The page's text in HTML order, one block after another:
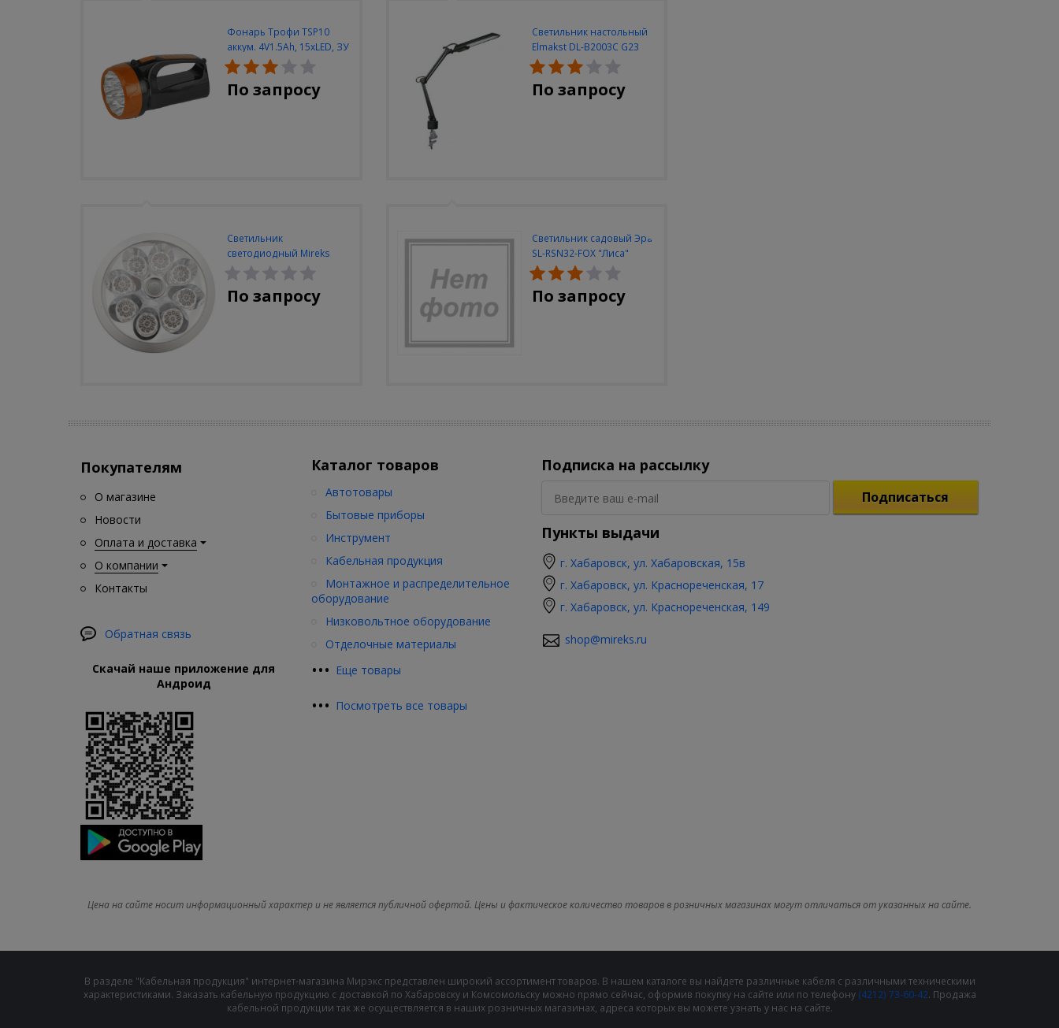
Фонарь Трофи TSP10
аккум. 4V1.5Ah, 15xLED, ЗУ
вилка 220V
По запросу
Светильник настольный
Elmakst DL-B2003C G23
черный струбцина
По запросу
Светильник
светодиодный Mireks
С-310-80-S (5W/4000-
5000K/500lm/датчик
движения)
По запросу
Светильник садовый Эра
SL-RSN32-FOX "Лиса"
солн.бат, полистоун,
цветной, 32 см
По запросу
Покупателям
О магазине
Новости
Оплата и доставка
О компании
Контакты
Обратная связь
Скачай наше приложение для
Андроид
Каталог товаров
••• Еще товары
Автотовары
Бытовые приборы
Инструмент
Кабельная продукция
Монтажное и распределительное
оборудование
Низковольтное оборудование
Отделочные материалы
••• Посмотреть все товары
Подписка на рассылку
Подписаться
Пункты выдачи
г. Хабаровск, ул. Хабаровская, 15в
г. Хабаровск, ул. Краснореченская, 17
г. Хабаровск, ул. Краснореченская, 149
shop@mireks.ru
Цена на сайте носит информационный характер и не является публичной офертой. Цены и фактическое количество товаров в розничных магазинах могут отличаться от указанных на сайте.
В разделе "Кабельная продукция" интернет-магазина Мирэкс представлен широкий ассортимент товаров. В нашем каталоге вы найдете различные кабеля с различными техническими
характеристиками. Заказать кабельную продукцию с доставкой по Хабаровску и Комсомольску можно прямо сейчас, оформив покупку на сайте или по телефону (4212) 73-60-42. Продажа
кабельной продукции так же осуществляется в наших розничных магазинах, адреса которых вы можете узнать у нас на сайте.